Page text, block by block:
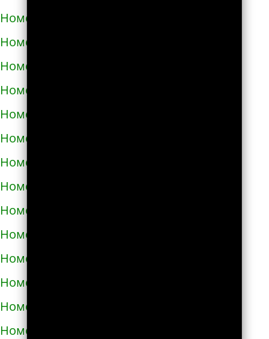
Номера телефонов такси в Богодухове
Номера телефонов такси в Богуславе
Номера телефонов такси в Болграде
Номера телефонов такси в Болехове
Номера телефонов такси в Борзне
Номера телефонов такси в Бориславе
Номера телефонов такси в Борисполе
Номера телефонов такси в Бородянке
Номера телефонов такси в Борщёве
Номера телефонов такси в Боярке
Номера телефонов такси в Броварах
Номера телефонов такси в Бродах
Номера телефонов такси в Бурштыне
Номера телефонов такси в Буче